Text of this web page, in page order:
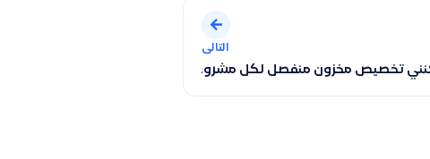
المحاسبي الخاص بالرواتب تلقائيًا
التالى
تخصيص مخزون منفصل لكل مشروع باستخدام ميزة “المواقع”